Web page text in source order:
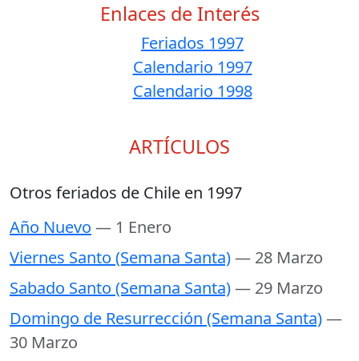
Enlaces de Interés
Feriados 1997
Calendario 1997
Calendario 1998
ARTÍCULOS
Otros feriados de Chile en 1997
Año Nuevo — 1 Enero
Viernes Santo (Semana Santa)— 28 Marzo
Sabado Santo (Semana Santa)— 29 Marzo
Domingo de Resurrección (Semana Santa)—
30 Marzo